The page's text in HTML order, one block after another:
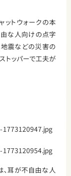
ットウォークの本
な人向けの点字
震などの災害の
トッパーで工夫が
、耳が不自由な人